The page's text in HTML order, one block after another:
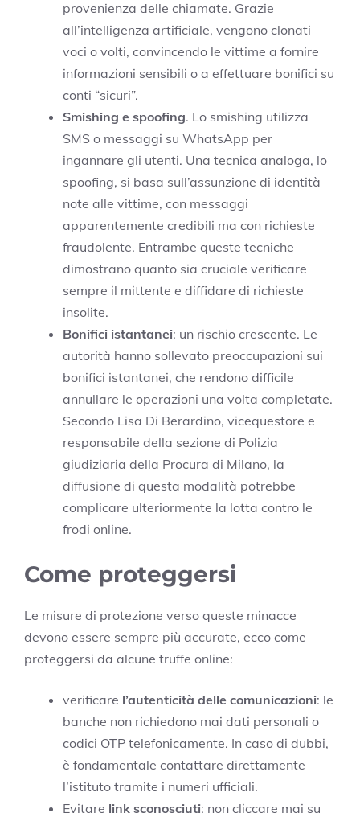
provenienza delle chiamate. Grazie
all’intelligenza artificiale, vengono clonati
voci o volti, convincendo le vittime a fornire
informazioni sensibili o a effettuare bonifici su
conti “sicuri”.
Smishing e spoofing. Lo smishing utilizza
SMS o messaggi su WhatsApp per
ingannare gli utenti. Una tecnica analoga, lo
spoofing, si basa sull’assunzione di identità
note alle vittime, con messaggi
apparentemente credibili ma con richieste
fraudolente. Entrambe queste tecniche
dimostrano quanto sia cruciale verificare
sempre il mittente e diffidare di richieste
insolite.
Bonifici istantanei: un rischio crescente. Le
autorità hanno sollevato preoccupazioni sui
bonifici istantanei, che rendono difficile
annullare le operazioni una volta completate.
Secondo Lisa Di Berardino, vicequestore e
responsabile della sezione di Polizia
giudiziaria della Procura di Milano, la
diffusione di questa modalità potrebbe
complicare ulteriormente la lotta contro le
frodi online.
Come proteggersi
Le misure di protezione verso queste minacce
devono essere sempre più accurate, ecco come
proteggersi da alcune truffe online:
verificare l’autenticità delle comunicazioni: le
banche non richiedono mai dati personali o
codici OTP telefonicamente. In caso di dubbi,
è fondamentale contattare direttamente
l’istituto tramite i numeri ufficiali.
Evitare link sconosciuti: non cliccare mai su